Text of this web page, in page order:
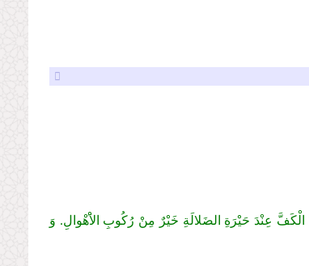
عِنْدَ حَیْرَةِ الضَلالَةِ خَیْرٌ مِنْ رُكُوبِ الاَْهْوالِ. وَ